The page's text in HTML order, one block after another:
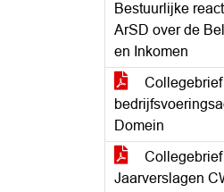
Bestuurlijke
ArSD over de
en Inkomen
Domein
Jaarverslagen